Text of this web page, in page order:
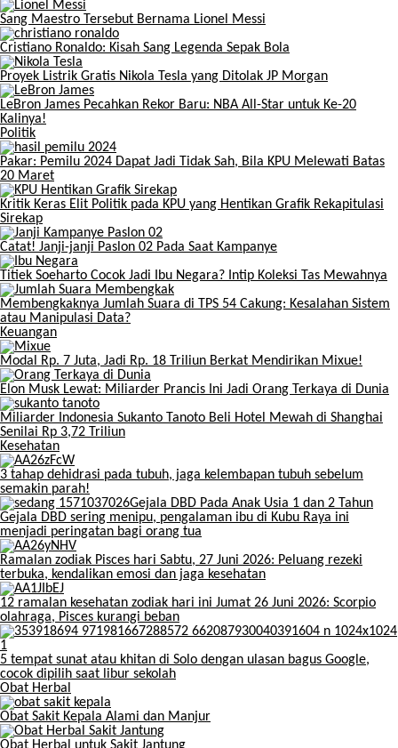
Sang Maestro Tersebut Bernama Lionel Messi
Cristiano Ronaldo: Kisah Sang Legenda Sepak Bola
Proyek Listrik Gratis Nikola Tesla yang Ditolak JP Morgan
LeBron James Pecahkan Rekor Baru: NBA All-Star untuk Ke-20
Kalinya!
Politik
Pakar: Pemilu 2024 Dapat Jadi Tidak Sah, Bila KPU Melewati Batas
20 Maret
Kritik Keras Elit Politik pada KPU yang Hentikan Grafik Rekapitulasi
Sirekap
Catat! Janji-janji Paslon 02 Pada Saat Kampanye
Titiek Soeharto Cocok Jadi Ibu Negara? Intip Koleksi Tas Mewahnya
Membengkaknya Jumlah Suara di TPS 54 Cakung: Kesalahan Sistem
atau Manipulasi Data?
Keuangan
Modal Rp. 7 Juta, Jadi Rp. 18 Triliun Berkat Mendirikan Mixue!
Elon Musk Lewat: Miliarder Prancis Ini Jadi Orang Terkaya di Dunia
Miliarder Indonesia Sukanto Tanoto Beli Hotel Mewah di Shanghai
Senilai Rp 3,72 Triliun
Kesehatan
3 tahap dehidrasi pada tubuh, jaga kelembapan tubuh sebelum
semakin parah!
Gejala DBD sering menipu, pengalaman ibu di Kubu Raya ini
menjadi peringatan bagi orang tua
Ramalan zodiak Pisces hari Sabtu, 27 Juni 2026: Peluang rezeki
terbuka, kendalikan emosi dan jaga kesehatan
12 ramalan kesehatan zodiak hari ini Jumat 26 Juni 2026: Scorpio
olahraga, Pisces kurangi beban
5 tempat sunat atau khitan di Solo dengan ulasan bagus Google,
cocok dipilih saat libur sekolah
Obat Herbal
Obat Sakit Kepala Alami dan Manjur